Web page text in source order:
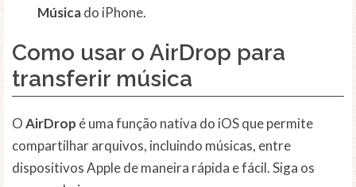
Músicado iPhone.
Como usar o AirDrop para
transferir música
OAirDrop é uma função nativa do iOS que permite
compartilhar arquivos, incluindo músicas, entre
dispositivos Apple de maneira rápida e fácil. Siga os